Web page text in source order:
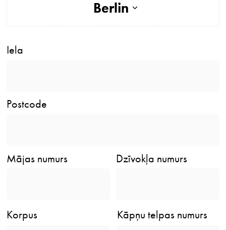
Berlin
Iela
Postcode
Mājas numurs Dzīvokļa numurs
Korpus Kāpņu telpas numurs